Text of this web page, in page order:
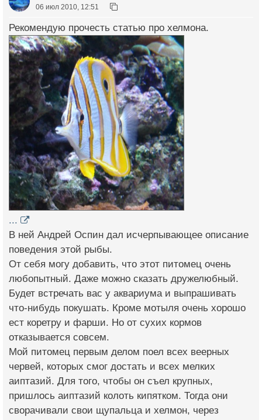
06 июл 2010, 12:51
Рекомендую прочесть статью про хелмона.
...
В ней Андрей Оспин дал исчерпывающее описание
поведения этой рыбы.
От себя могу добавить, что этот питомец очень
любопытный. Даже можно сказать дружелюбный.
Будет встречать вас у аквариума и выпрашивать
что-нибудь покушать. Кроме мотыля очень хорошо
ест коретру и фарши. Но от сухих кормов
отказывается совсем.
Мой питомец первым делом поел всех веерных
червей, которых смог достать и всех мелких
аиптазий. Для того, чтобы он съел крупных,
пришлось аиптазий колоть кипятком. Тогда они
сворачивали свои щупальца и хелмон, через